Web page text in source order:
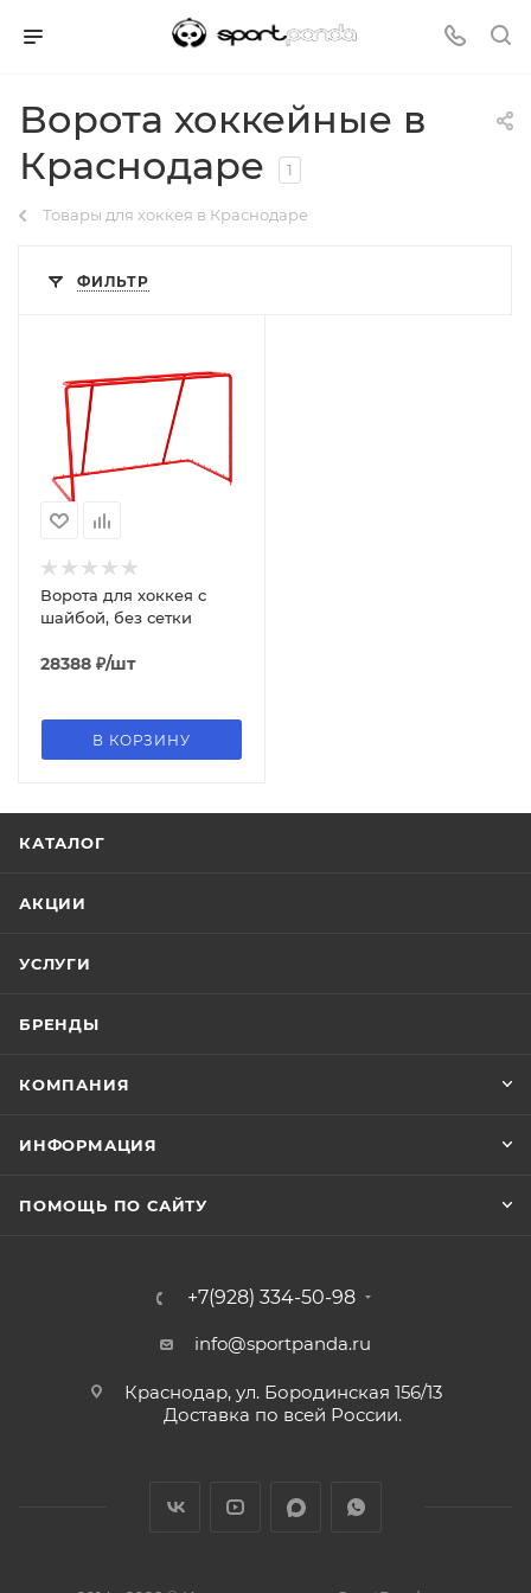
Ворота хоккейные в
Краснодаре
1
Товары для хоккея в Краснодаре
ФИЛЬТР
Ворота для хоккея с
шайбой, без сетки
28388 ₽/шт
В КОРЗИНУ
КАТАЛОГ
АКЦИИ
УСЛУГИ
БРЕНДЫ
КОМПАНИЯ
ИНФОРМАЦИЯ
ПОМОЩЬ ПО САЙТУ
+7(928) 334-50-98
info@sportpanda.ru
Краснодар, ул. Бородинская 156/13
Доставка по всей России.